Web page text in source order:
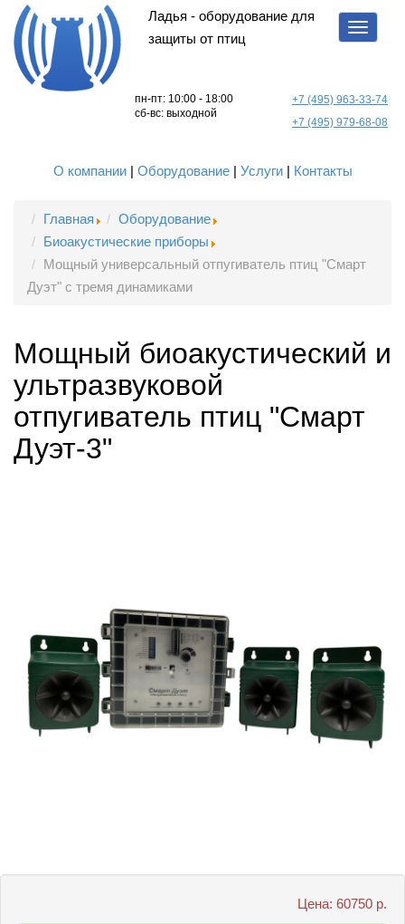
Ладья - оборудование для
защиты от птиц
пн-пт: 10:00 - 18:00
сб-вс: выходной
+7 (495) 963-33-74
+7 (495) 979-68-08
О компании| Оборудование| Услуги| Контакты
Главная
Оборудование
Биоакустические приборы
Мощный универсальный отпугиватель птиц "Смарт
Дуэт" с тремя динамиками
Мощный биоакустический и
ультразвуковой
отпугиватель птиц "Смарт
Дуэт-3"
Цена: 60750 р.